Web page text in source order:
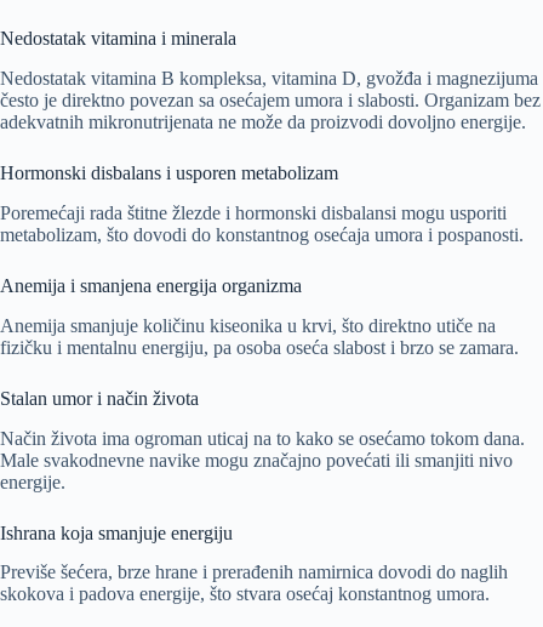
Nedostatak vitamina i minerala
Nedostatak vitamina B kompleksa, vitamina D, gvožđa i magnezijuma
često je direktno povezan sa osećajem umora i slabosti. Organizam bez
adekvatnih mikronutrijenata ne može da proizvodi dovoljno energije.
Hormonski disbalans i usporen metabolizam
Poremećaji rada štitne žlezde i hormonski disbalansi mogu usporiti
metabolizam, što dovodi do konstantnog osećaja umora i pospanosti.
Anemija i smanjena energija organizma
Anemija smanjuje količinu kiseonika u krvi, što direktno utiče na
fizičku i mentalnu energiju, pa osoba oseća slabost i brzo se zamara.
Stalan umor i način života
Način života ima ogroman uticaj na to kako se osećamo tokom dana.
Male svakodnevne navike mogu značajno povećati ili smanjiti nivo
energije.
Ishrana koja smanjuje energiju
Previše šećera, brze hrane i prerađenih namirnica dovodi do naglih
skokova i padova energije, što stvara osećaj konstantnog umora.